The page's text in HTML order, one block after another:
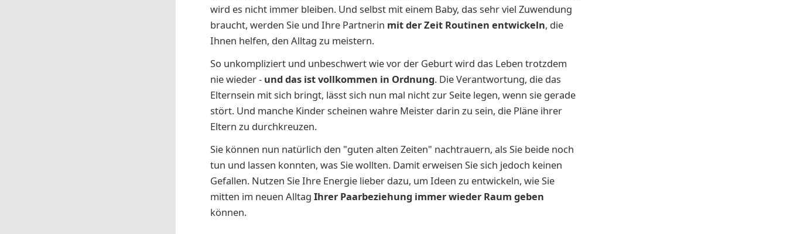
wird es nicht immer bleiben. Und selbst mit einem Baby, das sehr viel Zuwendung
braucht, werden Sie und Ihre Partnerin mitder Zeit Routinen entwickeln, die
Ihnen helfen, den Alltag zu meistern.
So unkompliziert und unbeschwert wie vor der Geburt wird das Leben trotzdem
nie wieder - und das ist vollkommen in Ordnung. Die Verantwortung, die das
Elternsein mit sich bringt, lässt sich nun mal nicht zur Seite legen, wenn sie gerade
stört. Und manche Kinder scheinen wahre Meister darin zu sein, die Pläne ihrer
Eltern zu durchkreuzen.
Sie können nun natürlich den "guten alten Zeiten" nachtrauern, als Sie beide noch
tun und lassen konnten, was Sie wollten. Damit erweisen Sie sich jedoch keinen
Gefallen. Nutzen Sie Ihre Energie lieber dazu, um Ideen zu entwickeln, wie Sie
mitten im neuen Alltag Ihrer Paarbeziehung immer wieder Raum geben
können.